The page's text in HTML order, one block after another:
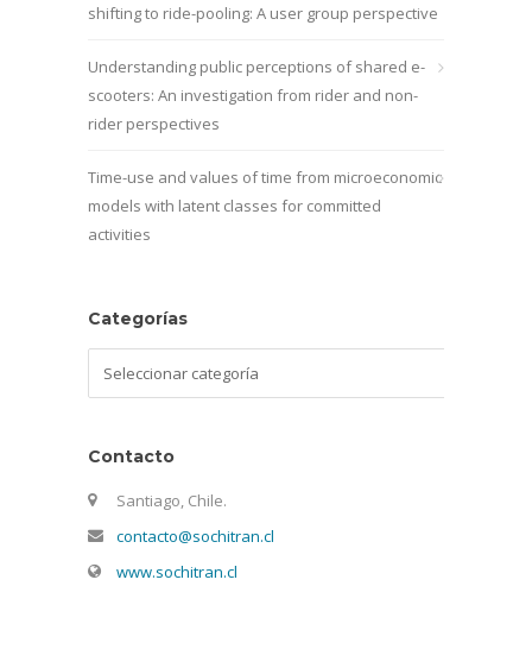
shifting to ride-pooling: A user group perspective
Understanding public perceptions of shared e-
scooters: An investigation from rider and non-
rider perspectives
Time-use and values of time from microeconomic
models with latent classes for committed
activities
Categorías
Contacto
Santiago, Chile.
contacto@sochitran.cl
www.sochitran.cl